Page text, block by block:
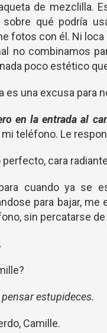
de mezclilla.
sobre qué podría
fotos con él. Ni loca
no combinamos
poco estético
es una excusa para
en la entrada al
mi teléfono. Le
perfecto, cara
cuando ya se
para bajar,
sin percatarse
pensar estupideces.
Camille.